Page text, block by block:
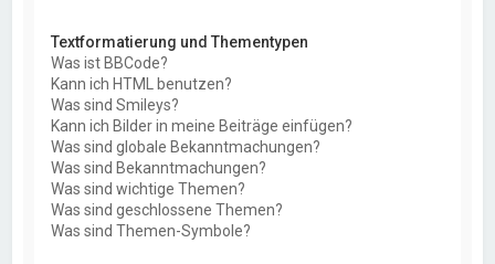
Textformatierung und Thementypen
Was ist BBCode?
Kann ich HTML benutzen?
Was sind Smileys?
Kann ich Bilder in meine Beiträge einfügen?
Was sind globale Bekanntmachungen?
Was sind Bekanntmachungen?
Was sind wichtige Themen?
Was sind geschlossene Themen?
Was sind Themen-Symbole?